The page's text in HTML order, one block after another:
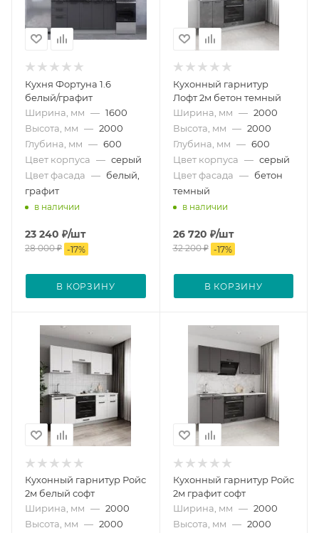
Кухня Фортуна 1.6
белый/графит
Ширина, мм — 1600
Высота, мм — 2000
Глубина, мм — 600
Цвет корпуса — серый
Цвет фасада — белый,
графит
в наличии
23 240 ₽/шт
28 000₽ -17%
В КОРЗИНУ
Кухонный гарнитур
Лофт 2м бетон темный
Ширина, мм — 2000
Высота, мм — 2000
Глубина, мм — 600
Цвет корпуса — серый
Цвет фасада — бетон
темный
в наличии
26 720 ₽/шт
32 200₽ -17%
В КОРЗИНУ
Кухонный гарнитур Ройс
2м белый софт
Ширина, мм — 2000
Высота, мм — 2000
Кухонный гарнитур Ройс
2м графит софт
Ширина, мм — 2000
Высота, мм — 2000